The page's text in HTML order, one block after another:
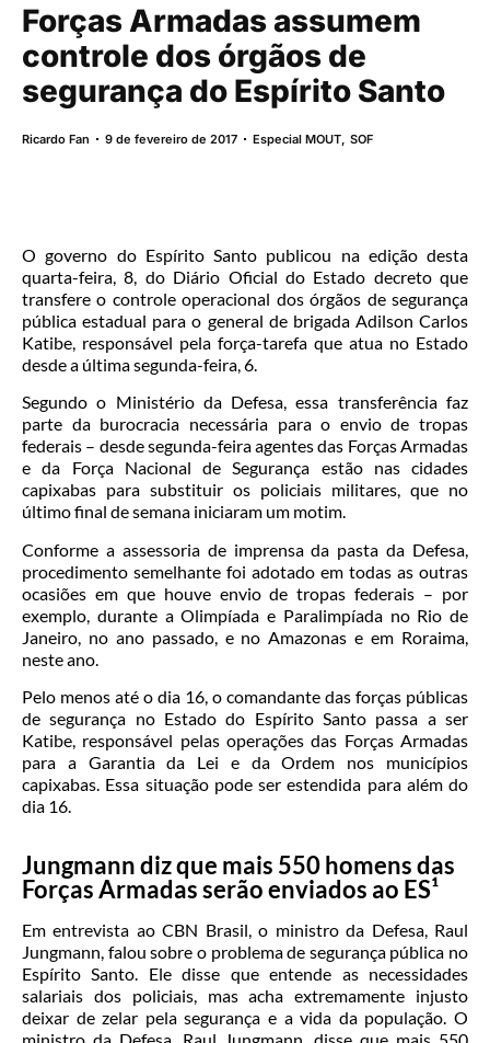
Forças Armadas assumem
controle dos órgãos de
segurança do Espírito Santo
Ricardo Fan 9 de fevereiro de 2017 Especial MOUT,SOF
O governo do Espírito Santo publicou na edição desta
quarta-feira, 8, do Diário Oficial do Estado decreto que
transfere o controle operacional dos órgãos de segurança
pública estadual para o general de brigada Adilson Carlos
Katibe, responsável pela força-tarefa que atua no Estado
desde a última segunda-feira, 6.
Segundo o Ministério da Defesa, essa transferência faz
parte da burocracia necessária para o envio de tropas
federais – desde segunda-feira agentes das Forças Armadas
e da Força Nacional de Segurança estão nas cidades
capixabas para substituir os policiais militares, que no
último final de semana iniciaram um motim.
Conforme a assessoria de imprensa da pasta da Defesa,
procedimento semelhante foi adotado em todas as outras
ocasiões em que houve envio de tropas federais – por
exemplo, durante a Olimpíada e Paralimpíada no Rio de
Janeiro, no ano passado, e no Amazonas e em Roraima,
neste ano.
Pelo menos até o dia 16, o comandante das forças públicas
de segurança no Estado do Espírito Santo passa a ser
Katibe, responsável pelas operações das Forças Armadas
para a Garantia da Lei e da Ordem nos municípios
capixabas. Essa situação pode ser estendida para além do
dia 16.
Jungmann diz que mais 550 homens das
Forças Armadas serão enviados ao ES¹
Em entrevista ao CBN Brasil, o ministro da Defesa, Raul
Jungmann, falou sobre o problema de segurança pública no
Espírito Santo. Ele disse que entende as necessidades
salariais dos policiais, mas acha extremamente injusto
deixar de zelar pela segurança e a vida da população. O